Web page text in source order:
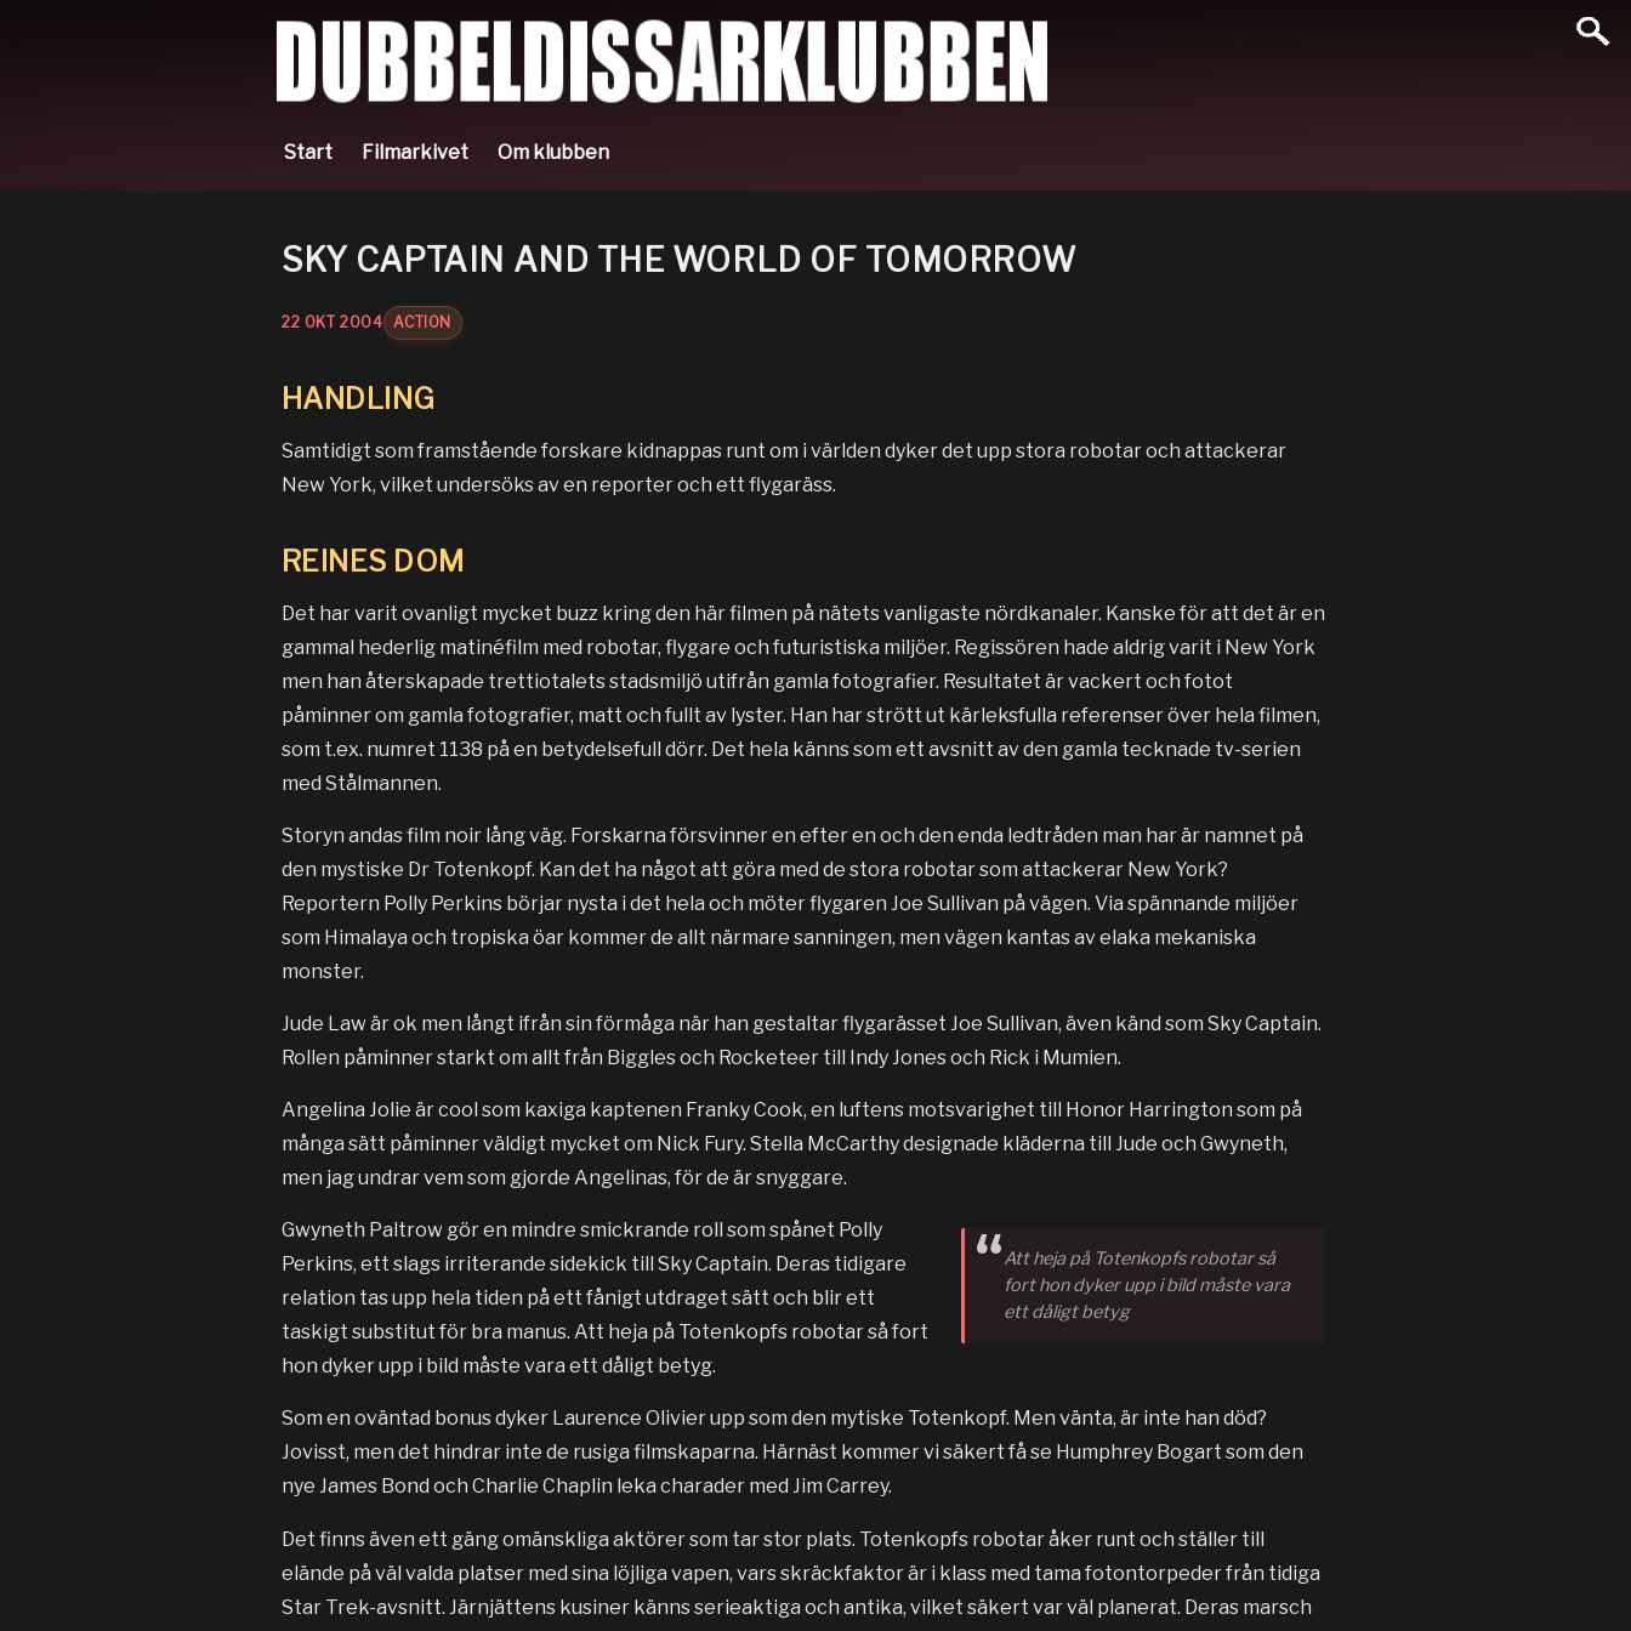
Start Filmarkivet Om klubben
SKY CAPTAIN AND THE WORLD OF TOMORROW
22 OKT 2004 ACTION
HANDLING
Samtidigt som framstående forskare kidnappas runt om i världen dyker det upp stora robotar och attackerar
New York, vilket undersöks av en reporter och ett flygaräss.
REINES DOM
Det har varit ovanligt mycket buzz kring den här filmen på nätets vanligaste nördkanaler. Kanske för att det är en
gammal hederlig matinéfilm med robotar, flygare och futuristiska miljöer. Regissören hade aldrig varit i New York
men han återskapade trettiotalets stadsmiljö utifrån gamla fotografier. Resultatet är vackert och fotot
påminner om gamla fotografier, matt och fullt av lyster. Han har strött ut kärleksfulla referenser över hela filmen,
som t.ex. numret 1138 på en betydelsefull dörr. Det hela känns som ett avsnitt av den gamla tecknade tv-serien
med Stålmannen.
Storyn andas film noir lång väg. Forskarna försvinner en efter en och den enda ledtråden man har är namnet på
den mystiske Dr Totenkopf. Kan det ha något att göra med de stora robotar som attackerar New York?
Reportern Polly Perkins börjar nysta i det hela och möter flygaren Joe Sullivan på vägen. Via spännande miljöer
som Himalaya och tropiska öar kommer de allt närmare sanningen, men vägen kantas av elaka mekaniska
monster.
Jude Law är ok men långt ifrån sin förmåga när han gestaltar flygarässet Joe Sullivan, även känd som Sky Captain.
Rollen påminner starkt om allt från Biggles och Rocketeer till Indy Jones och Rick i Mumien.
Angelina Jolie är cool som kaxiga kaptenen Franky Cook, en luftens motsvarighet till Honor Harrington som på
många sätt påminner väldigt mycket om Nick Fury. Stella McCarthy designade kläderna till Jude och Gwyneth,
men jag undrar vem som gjorde Angelinas, för de är snyggare.
Att heja på Totenkopfs robotar så
fort hon dyker upp i bild måste vara
ett dåligt betyg
Gwyneth Paltrow gör en mindre smickrande roll som spånet Polly
Perkins, ett slags irriterande sidekick till Sky Captain. Deras tidigare
relation tas upp hela tiden på ett fånigt utdraget sätt och blir ett
taskigt substitut för bra manus. Att heja på Totenkopfs robotar så fort
hon dyker upp i bild måste vara ett dåligt betyg.
Som en oväntad bonus dyker Laurence Olivier upp som den mytiske Totenkopf. Men vänta, är inte han död?
Jovisst, men det hindrar inte de rusiga filmskaparna. Härnäst kommer vi säkert få se Humphrey Bogart som den
nye James Bond och Charlie Chaplin leka charader med Jim Carrey.
Det finns även ett gäng omänskliga aktörer som tar stor plats. Totenkopfs robotar åker runt och ställer till
elände på väl valda platser med sina löjliga vapen, vars skräckfaktor är i klass med tama fotontorpeder från tidiga
Star Trek-avsnitt. Järnjättens kusiner känns serieaktiga och antika, vilket säkert var väl planerat. Deras marsch